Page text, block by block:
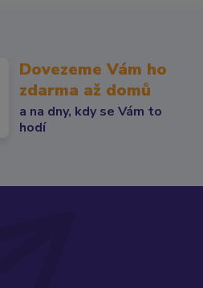
Dovezeme Vám ho
zdarma až domů
a na dny, kdy se Vám to
hodí